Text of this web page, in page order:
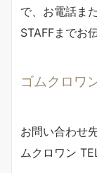
で、お電話ま
STAFFまでお
ゴムクロワ
お問い合わせ
ムクロワン